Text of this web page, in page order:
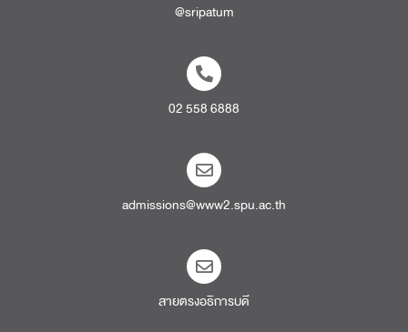
@sripatum
02 558 6888
admissions@www2.spu.ac.th
สายตรงอธิการบดี​